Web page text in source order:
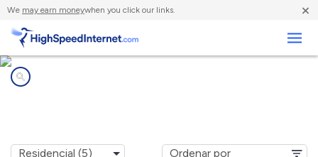
We may earn moneywhen you click our links. ×